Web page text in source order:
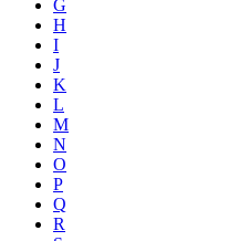
G
H
I
J
K
L
M
N
O
P
Q
R